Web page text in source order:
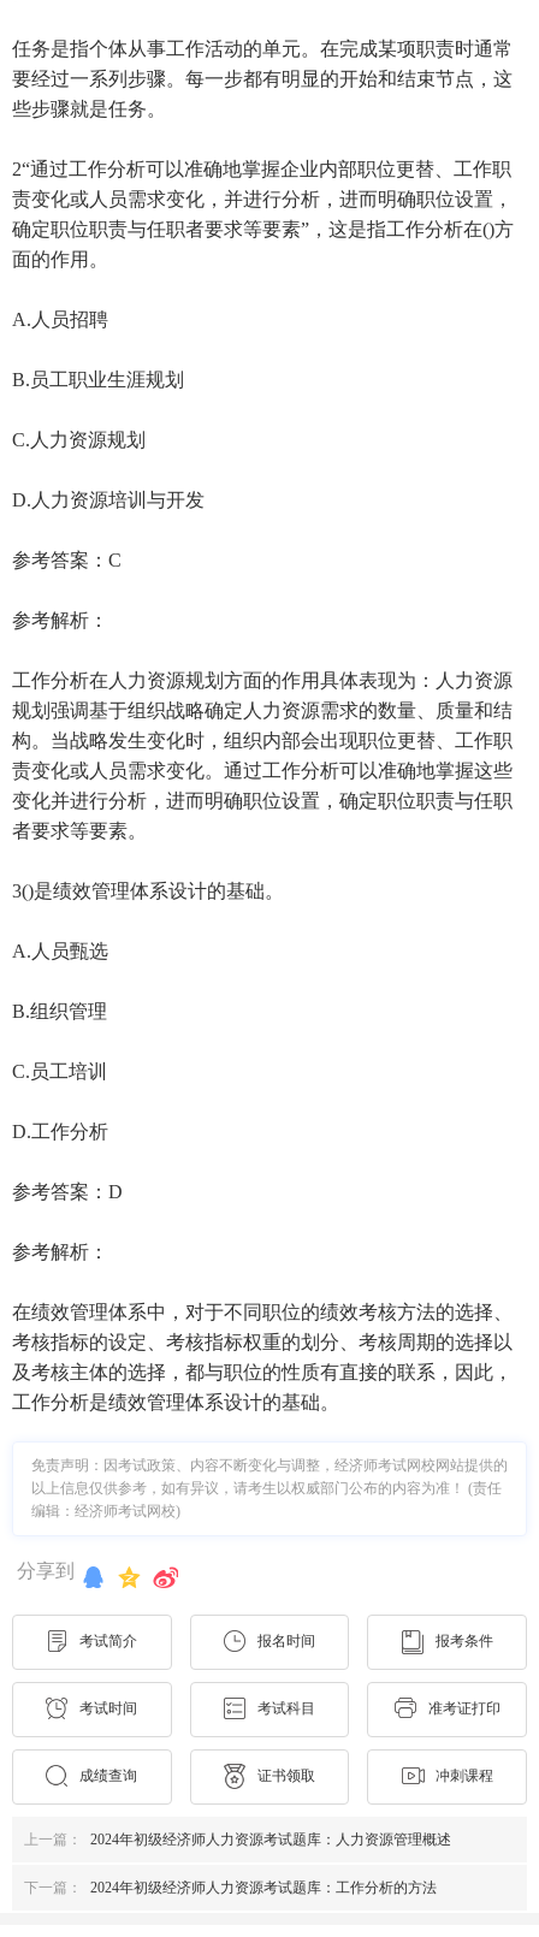
任务是指个体从事工作活动的单元。在完成某项职责时通常
要经过一系列步骤。每一步都有明显的开始和结束节点，这
些步骤就是任务。
2“通过工作分析可以准确地掌握企业内部职位更替、工作职
责变化或人员需求变化，并进行分析，进而明确职位设置，
确定职位职责与任职者要求等要素”，这是指工作分析在()方
面的作用。
A.人员招聘
B.员工职业生涯规划
C.人力资源规划
D.人力资源培训与开发
参考答案：C
参考解析：
工作分析在人力资源规划方面的作用具体表现为：人力资源
规划强调基于组织战略确定人力资源需求的数量、质量和结
构。当战略发生变化时，组织内部会出现职位更替、工作职
责变化或人员需求变化。通过工作分析可以准确地掌握这些
变化并进行分析，进而明确职位设置，确定职位职责与任职
者要求等要素。
3()是绩效管理体系设计的基础。
A.人员甄选
B.组织管理
C.员工培训
D.工作分析
参考答案：D
参考解析：
在绩效管理体系中，对于不同职位的绩效考核方法的选择、
考核指标的设定、考核指标权重的划分、考核周期的选择以
及考核主体的选择，都与职位的性质有直接的联系，因此，
工作分析是绩效管理体系设计的基础。
免责声明：因考试政策、内容不断变化与调整，经济师考试网校网站提供的
以上信息仅供参考，如有异议，请考生以权威部门公布的内容为准！ (责任
编辑：经济师考试网校)
分享到
考试简介 报名时间 报考条件
考试时间 考试科目 准考证打印
成绩查询 证书领取 冲刺课程
上一篇： 2024年初级经济师人力资源考试题库：人力资源管理概述
下一篇： 2024年初级经济师人力资源考试题库：工作分析的方法